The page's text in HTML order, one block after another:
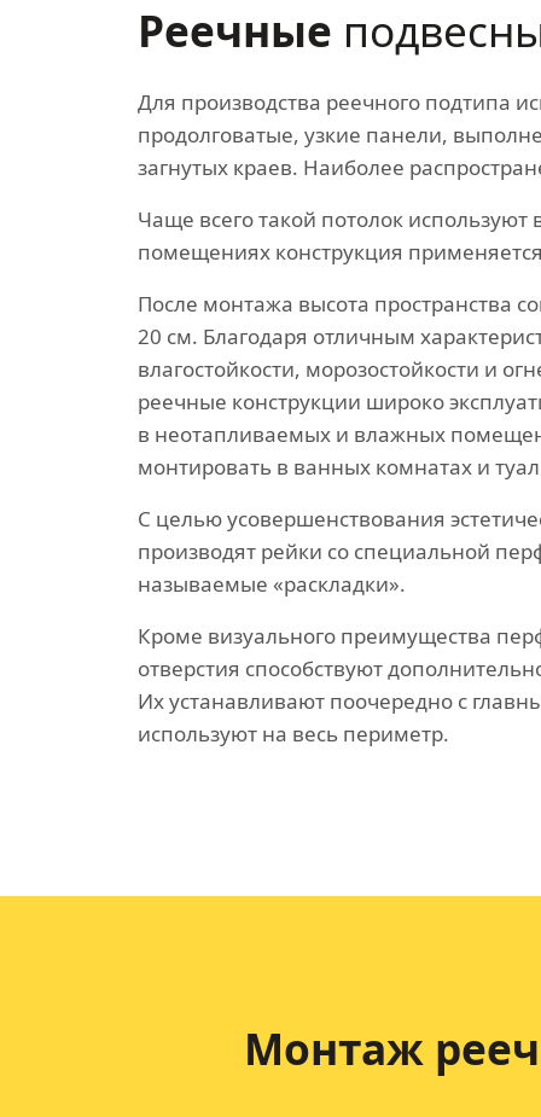
Реечные
Для производства реечного подтипа
продолговатые, узкие панели,
загнутых краев. Наиболее
Чаще всего такой потолок
помещениях конструкция
После монтажа высота пространства
20 см. Благодаря отличным
влагостойкости, морозостойкости и
реечные конструкции широко
в неотапливаемых и влажных
монтировать в ванных комнатах и
С целью усовершенствования
производят рейки со специальной
называемые «раскладки».
Кроме визуального преимущества
отверстия способствуют
Их устанавливают поочередно с
используют на весь периметр.
Монтаж